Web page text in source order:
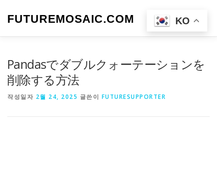
FUTUREMOSAIC.COM 메뉴
Pandasでダブルクォーテーションを
削除する方法
작성일자 2월 24, 2025 글쓴이 FUTURESUPPORTER
KO